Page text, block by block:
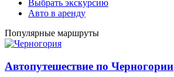
Выбрать экскурсию
Авто в аренду
Популярные маршруты
Автопутешествие по Черногории